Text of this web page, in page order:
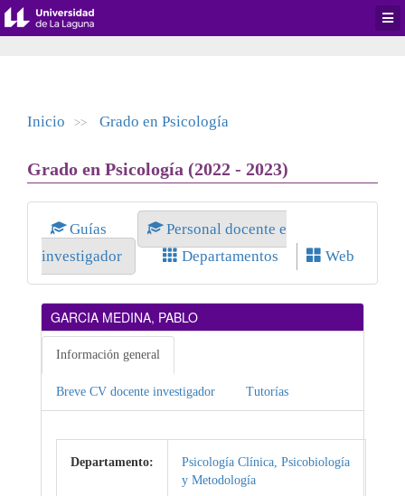
Inicio >> Grado en Psicología
Grado en Psicología (2022 - 2023)
Guías
Personal docente e
investigador
Departamentos Web
GARCIA MEDINA, PABLO
Información general
Breve CV docente investigador Tutorías
Departamento:
Psicología Clínica, Psicobiología
y Metodología